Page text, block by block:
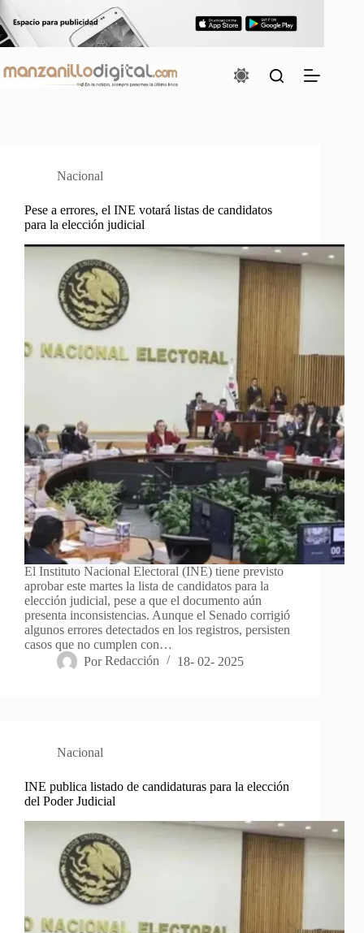
al
contenido
Nacional
Pese a errores, el INE votará listas de candidatos
para la elección judicial
El Instituto Nacional Electoral (INE) tiene previsto
aprobar este martes la lista de candidatos para la
elección judicial, pese a que el documento aún
presenta inconsistencias. Aunque el Senado corrigió
algunos errores detectados en los registros, persisten
casos que no cumplen con…
Por Redacción 18- 02- 2025
Nacional
INE publica listado de candidaturas para la elección
del Poder Judicial